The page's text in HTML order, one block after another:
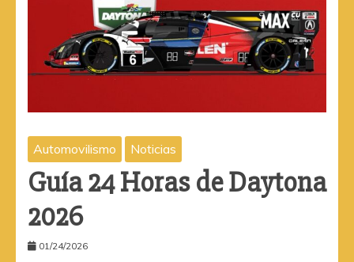
Automovilismo Noticias
Guía 24 Horas de Daytona
2026
01/24/2026